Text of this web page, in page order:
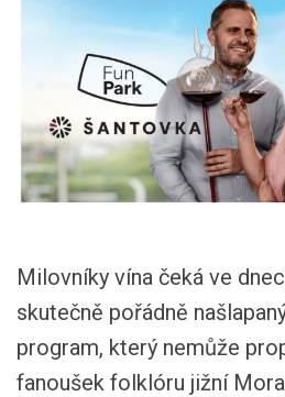
Milovníky vína čeká ve
skutečně pořádně
program, který nemůže
fanoušek folklóru jižní